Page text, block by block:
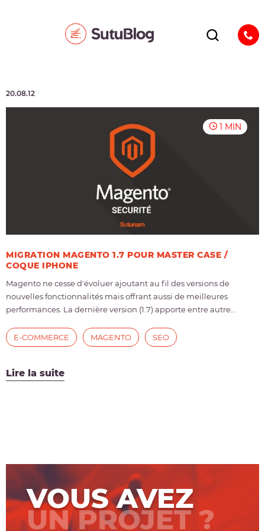
20.08.12
1 MIN
MIGRATION MAGENTO 1.7 POUR MASTER CASE /
COQUE IPHONE
Magento ne cesse d'évoluer ajoutant au fil des versions de
nouvelles fonctionnalités mais offrant aussi de meilleures
performances. La dernière version (1.7) apporte entre autre...
Lire la suite
E-COMMERCE MAGENTO SEO
VOUS AVEZ
UN PROJET ?